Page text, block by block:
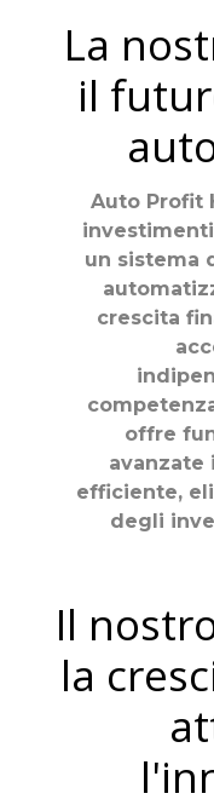
La
il
Auto Profit
un sistema
crescita
offre
avanzate
efficiente,
degli
Il
la